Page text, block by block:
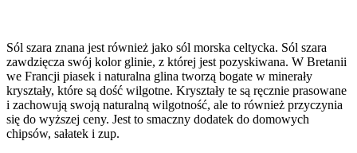
Sól szara znana jest również jako sól morska celtycka. Sól szara
zawdzięcza swój kolor glinie, z której jest pozyskiwana. W Bretanii
we Francji piasek i naturalna glina tworzą bogate w minerały
kryształy, które są dość wilgotne. Kryształy te są ręcznie prasowane
i zachowują swoją naturalną wilgotność, ale to również przyczynia
się do wyższej ceny. Jest to smaczny dodatek do domowych
chipsów, sałatek i zup.